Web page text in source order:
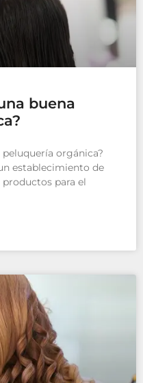
buena
orgánica?
establecimiento de
productos para el